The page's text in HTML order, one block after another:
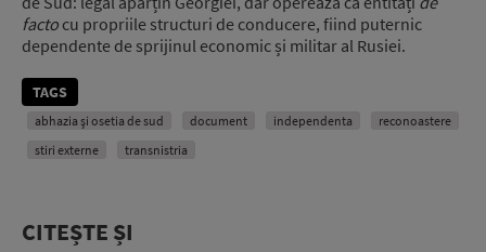
facto cu propriile structuri de conducere, fiind puternic
dependente de sprijinul economic și militar al Rusiei.
TAGS
abhazia și osetia de sud document independenta
reconoastere
stiri externe
transnistria
CITEȘTE ȘI